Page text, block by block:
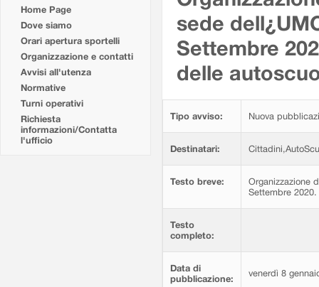
Home Page
Dove siamo
Orari apertura sportelli
Organizzazione e contatti
Avvisi all'utenza
Normative
Turni operativi
Richiesta
informazioni/Contatta
l'ufficio
sede
Settembre
delle
Tipo avviso: Nuova
Destinatari:
Testo breve:
Organizzazione
Settembre
Testo
completo:
Data di
pubblicazione:
venerdì 8